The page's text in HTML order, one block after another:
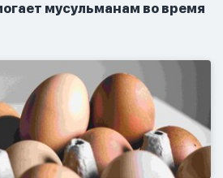
мусульманам во время